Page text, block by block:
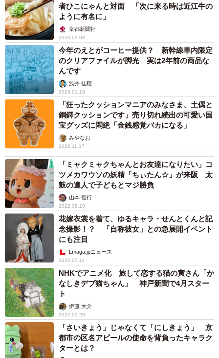
者ひこにゃんと対面 「次に来る時は近江牛の
ように有名に」
京都新聞社
2023.03.03
今年のえとがコーヒー提供？ 新幹線車内限定
のクリアファイルが脚光 実は2年前の商品な
んです
浅井 佳穂
2023.01.18
「狂ったクッションマニアのみなさま、土偶と
銅鐸クッションです」売り切れ続出の可愛い国
宝グッズに悶絶「金銭感覚バカになる」
みやなお
2022.11.17
「ミャクミャクちゃんとお友達になりたい」コ
ツメカワウソの妖精「ちぃたん☆」が来阪 太
鼓の達人で子どもとマジ勝負
山本 智行
2022.08.10
花嫁衣裳を着て、ゆるキャラ・せんとくんと記
念撮影！？ 「自称彼女」との急展開イベント
にも注目
Lmaga.jpニュース
2022.05.11
NHKでアニメ化 旅して恋する猫の寅さん「か
なしきデブ猫ちゃん」 神戸新聞で4月スター
ト
伊藤 大介
2022.03.29
「さいきょう」じゃなくて「にしきょう」 京
都市の区名アピールの使命を背負ったキャラク
ターとは？